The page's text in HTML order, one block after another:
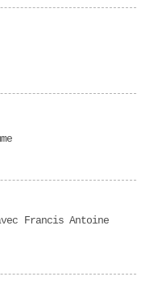
Francis Antoine